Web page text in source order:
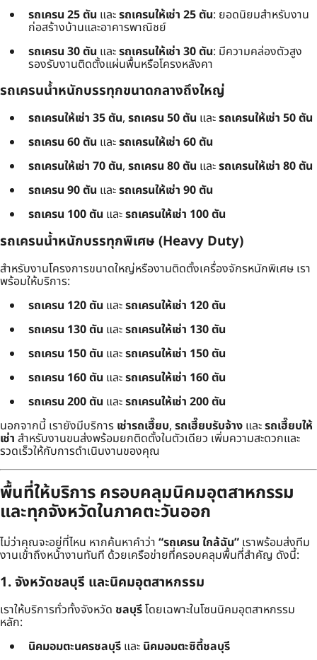
รถเครน 25 ตัน และรถเครนให้เช่า 25 ตัน: ยอดนิยมสำหรับงาน
ก่อสร้างบ้านและอาคารพาณิชย์
รถเครน 30 ตัน และรถเครนให้เช่า 30 ตัน: มีความคล่องตัวสูง
รองรับงานติดตั้งแผ่นพื้นหรือโครงหลังคา
รถเครนน้ำหนักบรรทุกขนาดกลางถึงใหญ่
รถเครนให้เช่า 35 ตัน, รถเครน 50 ตัน และรถเครนให้เช่า 50 ตัน
รถเครน 60 ตัน และรถเครนให้เช่า 60 ตัน
รถเครนให้เช่า 70 ตัน, รถเครน 80 ตัน และรถเครนให้เช่า 80 ตัน
รถเครน 90 ตัน และรถเครนให้เช่า 90 ตัน
รถเครน 100 ตัน และรถเครนให้เช่า 100 ตัน
รถเครนน้ำหนักบรรทุกพิเศษ (Heavy Duty)
สำหรับงานโครงการขนาดใหญ่หรืองานติดตั้งเครื่องจักรหนักพิเศษ เรา
พร้อมให้บริการ:
รถเครน 120 ตัน และรถเครนให้เช่า 120 ตัน
รถเครน 130 ตัน และรถเครนให้เช่า 130 ตัน
รถเครน 150 ตัน และรถเครนให้เช่า 150 ตัน
รถเครน 160 ตัน และรถเครนให้เช่า 160 ตัน
รถเครน 200 ตัน และรถเครนให้เช่า 200 ตัน
นอกจากนี้ เรายังมีบริการ เช่ารถเฮี๊ยบ, รถเฮี๊ยบรับจ้าง และรถเฮี๊ยบให้
เช่า สำหรับงานขนส่งพร้อมยกติดตั้งในตัวเดียว เพิ่มความสะดวกและ
รวดเร็วให้กับการดำเนินงานของคุณ
พื้นที่ให้บริการ ครอบคลุมนิคมอุตสาหกรรม
และทุกจังหวัดในภาคตะวันออก
ไม่ว่าคุณจะอยู่ที่ไหน หากค้นหาคำว่า “รถเครน ใกล้ฉัน”เราพร้อมส่งทีม
งานเข้าถึงหน้างานทันที ด้วยเครือข่ายที่ครอบคลุมพื้นที่สำคัญ ดังนี้:
1. จังหวัดชลบุรี และนิคมอุตสาหกรรม
เราให้บริการทั่วทั้งจังหวัด ชลบุรีโดยเฉพาะในโซนนิคมอุตสาหกรรม
หลัก:
นิคมอมตะนครชลบุรี และ นิคมอมตะซิตี้ชลบุรี